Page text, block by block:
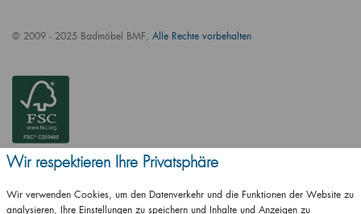
© 2009 - 2025 Badmöbel BMF, Alle Rechte vorbehalten
Wir respektieren Ihre Privatsphäre
Wir verwenden Cookies, um den Datenverkehr und die Funktionen der Website zu
analysieren, Ihre Einstellungen zu speichern und Inhalte und Anzeigen zu